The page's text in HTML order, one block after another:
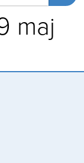
maj